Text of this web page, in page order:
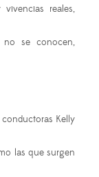
reales,
no se conocen,
Kelly
las que surgen